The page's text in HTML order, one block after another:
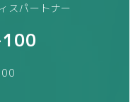
スパートナー